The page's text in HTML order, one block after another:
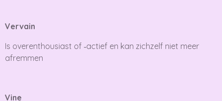
Vervain
Is overenthousiast of ‑actief en kan zichzelf niet meer
afremmen
Vine